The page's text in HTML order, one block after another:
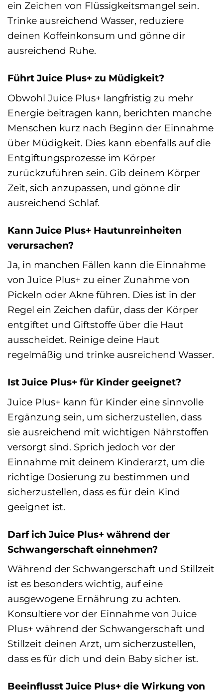
ein Zeichen von Flüssigkeitsmangel sein.
Trinke ausreichend Wasser, reduziere
deinen Koffeinkonsum und gönne dir
ausreichend Ruhe.
Führt Juice Plus+ zu Müdigkeit?
Obwohl Juice Plus+ langfristig zu mehr
Energie beitragen kann, berichten manche
Menschen kurz nach Beginn der Einnahme
über Müdigkeit. Dies kann ebenfalls auf die
Entgiftungsprozesse im Körper
zurückzuführen sein. Gib deinem Körper
Zeit, sich anzupassen, und gönne dir
ausreichend Schlaf.
Kann Juice Plus+ Hautunreinheiten
verursachen?
Ja, in manchen Fällen kann die Einnahme
von Juice Plus+ zu einer Zunahme von
Pickeln oder Akne führen. Dies ist in der
Regel ein Zeichen dafür, dass der Körper
entgiftet und Giftstoffe über die Haut
ausscheidet. Reinige deine Haut
regelmäßig und trinke ausreichend Wasser.
Ist Juice Plus+ für Kinder geeignet?
Juice Plus+ kann für Kinder eine sinnvolle
Ergänzung sein, um sicherzustellen, dass
sie ausreichend mit wichtigen Nährstoffen
versorgt sind. Sprich jedoch vor der
Einnahme mit deinem Kinderarzt, um die
richtige Dosierung zu bestimmen und
sicherzustellen, dass es für dein Kind
geeignet ist.
Darf ich Juice Plus+ während der
Schwangerschaft einnehmen?
Während der Schwangerschaft und Stillzeit
ist es besonders wichtig, auf eine
ausgewogene Ernährung zu achten.
Konsultiere vor der Einnahme von Juice
Plus+ während der Schwangerschaft und
Stillzeit deinen Arzt, um sicherzustellen,
dass es für dich und dein Baby sicher ist.
Beeinflusst Juice Plus+ die Wirkung von